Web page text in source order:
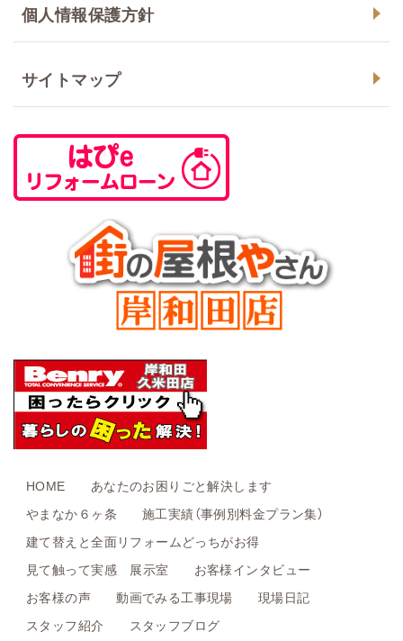
個人情報保護方針
サイトマップ
HOME
あなたのお困りごと解決します
やまなか６ヶ条
施工実績（事例別料金プラン集）
建て替えと全面リフォームどっちがお得
見て触って実感 展示室
お客様インタビュー
お客様の声
動画でみる工事現場
現場日記
スタッフ紹介
スタッフブログ